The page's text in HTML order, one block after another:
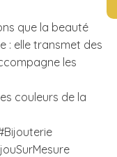
que la beauté
: elle transmet des
les
couleurs de la